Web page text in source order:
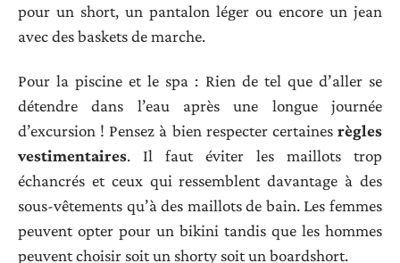
pour un short, un pantalon léger ou encore un jean
avec des baskets de marche.
Pour la piscine et le spa : Rien de tel que d’aller se
détendre dans l’eau après une longue journée
d’excursion ! Pensez à bien respecter certaines règles
vestimentaires. Il faut éviter les maillots trop
échancrés et ceux qui ressemblent davantage à des
sous-vêtements qu’à des maillots de bain. Les femmes
peuvent opter pour un bikini tandis que les hommes
peuvent choisir soit un shorty soit un boardshort.